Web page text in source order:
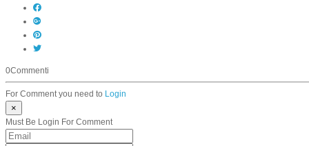
0Commenti
For Comment you need to Login
×
Must Be Login For Comment